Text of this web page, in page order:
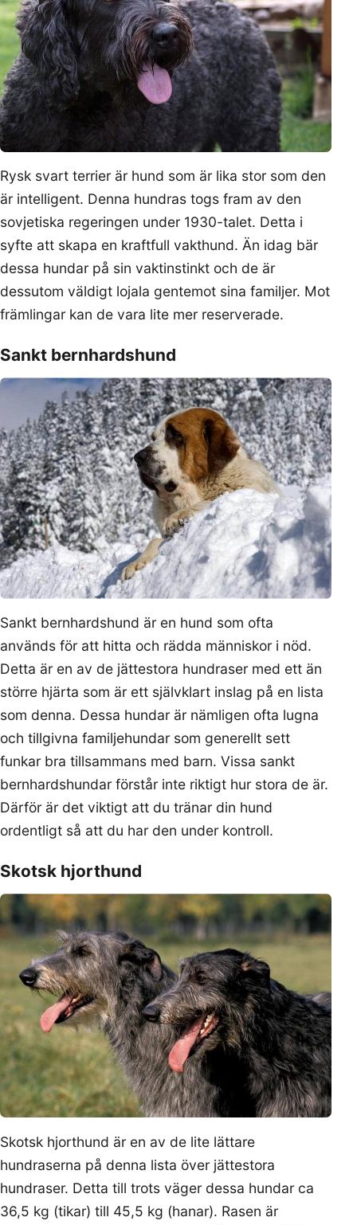
Rysk svart terrier är hund som är lika stor som den
är intelligent. Denna hundras togs fram av den
sovjetiska regeringen under 1930-talet. Detta i
syfte att skapa en kraftfull vakthund. Än idag bär
dessa hundar på sin vaktinstinkt och de är
dessutom väldigt lojala gentemot sina familjer. Mot
främlingar kan de vara lite mer reserverade.
Sankt bernhardshund
Sankt bernhardshund är en hund som ofta
används för att hitta och rädda människor i nöd.
Detta är en av de jättestora hundraser med ett än
större hjärta som är ett självklart inslag på en lista
som denna. Dessa hundar är nämligen ofta lugna
och tillgivna familjehundar som generellt sett
funkar bra tillsammans med barn. Vissa sankt
bernhardshundar förstår inte riktigt hur stora de är.
Därför är det viktigt att du tränar din hund
ordentligt så att du har den under kontroll.
Skotsk hjorthund
Skotsk hjorthund är en av de lite lättare
hundraserna på denna lista över jättestora
hundraser. Detta till trots väger dessa hundar ca
36,5 kg (tikar) till 45,5 kg (hanar). Rasen är